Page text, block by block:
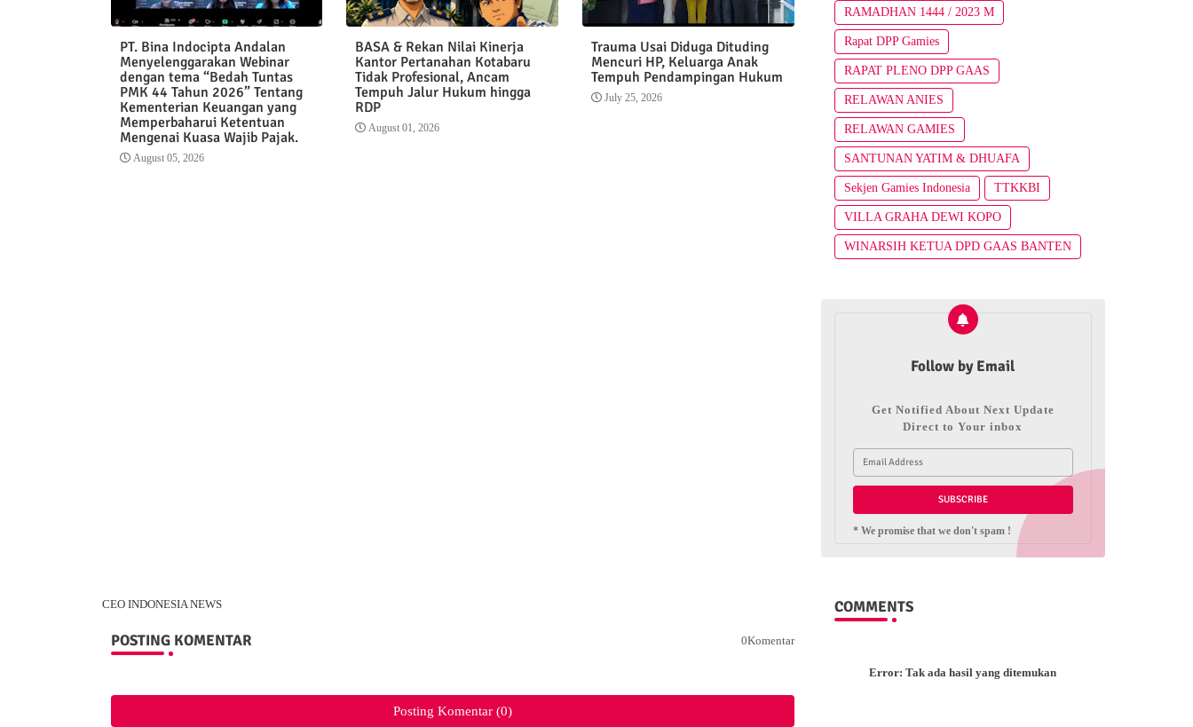
PT. Bina Indocipta Andalan
Menyelenggarakan Webinar
dengan tema “Bedah Tuntas
PMK 44 Tahun 2026” Tentang
Kementerian Keuangan yang
Memperbaharui Ketentuan
Mengenai Kuasa Wajib Pajak.
August 05, 2026
BASA & Rekan Nilai Kinerja
Kantor Pertanahan Kotabaru
Tidak Profesional, Ancam
Tempuh Jalur Hukum hingga
RDP
August 01, 2026
Trauma Usai Diduga Dituding
Mencuri HP, Keluarga Anak
Tempuh Pendampingan Hukum
July 25, 2026
CEO INDONESIA NEWS
POSTING KOMENTAR 0Komentar
Posting Komentar (0)
RAMADHAN 1444 / 2023 M
Rapat DPP Gamies
RAPAT PLENO DPP GAAS
RELAWAN ANIES
RELAWAN GAMIES
SANTUNAN YATIM & DHUAFA
Sekjen Gamies Indonesia TTKKBI
VILLA GRAHA DEWI KOPO
WINARSIH KETUA DPD GAAS BANTEN
Follow by Email
Get Notified About Next Update
Direct to Your inbox
* We promise that we don't spam !
COMMENTS
Error: Tak ada hasil yang ditemukan